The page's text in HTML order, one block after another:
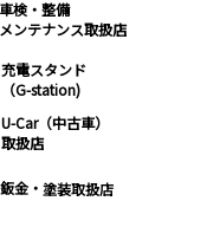
車検・整備
メンテナンス取扱店
鈑金・塗装取扱店
U-Car（中古車）
﻿取扱店
充電スタンド
（G-station)﻿